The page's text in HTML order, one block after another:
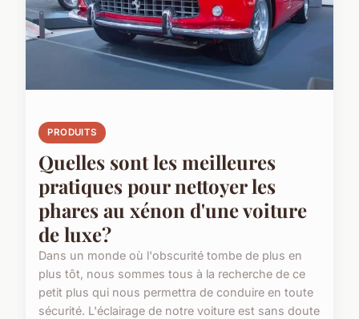
PRODUITS
Quelles sont les meilleures
pratiques pour nettoyer les
phares au xénon d'une voiture
de luxe?
Dans un monde où l'obscurité tombe de plus en
plus tôt, nous sommes tous à la recherche de ce
petit plus qui nous permettra de conduire en toute
sécurité. L'éclairage de notre voiture est sans doute